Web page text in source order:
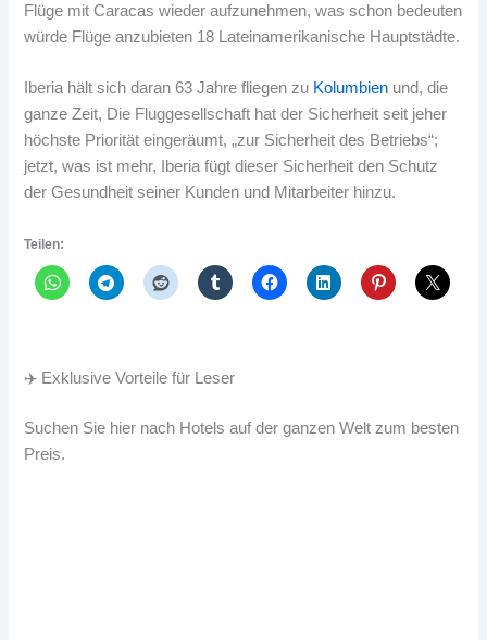
Flüge mit Caracas wieder aufzunehmen, was schon bedeuten
würde Flüge anzubieten 18 Lateinamerikanische Hauptstädte.
Iberia hält sich daran 63 Jahre fliegen zu Kolumbien und, die
ganze Zeit, Die Fluggesellschaft hat der Sicherheit seit jeher
höchste Priorität eingeräumt, „zur Sicherheit des Betriebs“;
jetzt, was ist mehr, Iberia fügt dieser Sicherheit den Schutz
der Gesundheit seiner Kunden und Mitarbeiter hinzu.
Teilen:
✈️ Exklusive Vorteile für Leser
Suchen Sie hier nach Hotels auf der ganzen Welt zum besten
Preis.